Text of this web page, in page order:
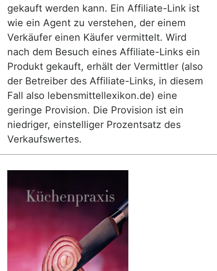
gekauft werden kann. Ein Affiliate-Link ist
wie ein Agent zu verstehen, der einem
Verkäufer einen Käufer vermittelt. Wird
nach dem Besuch eines Affiliate-Links ein
Produkt gekauft, erhält der Vermittler (also
der Betreiber des Affiliate-Links, in diesem
Fall also lebensmittellexikon.de) eine
geringe Provision. Die Provision ist ein
niedriger, einstelliger Prozentsatz des
Verkaufswertes.